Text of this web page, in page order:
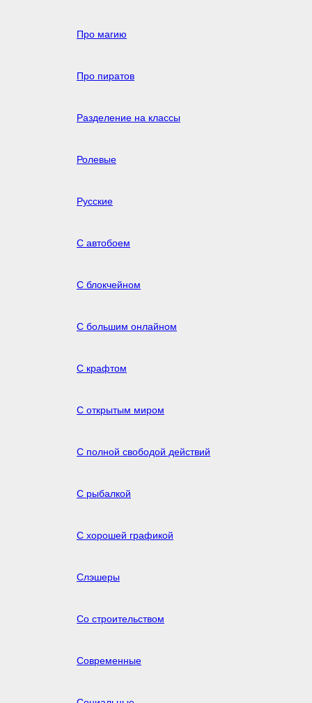
Про магию
Про пиратов
Разделение на классы
Ролевые
Русские
С автобоем
С блокчейном
С большим онлайном
С крафтом
С открытым миром
С полной свободой действий
С рыбалкой
С хорошей графикой
Слэшеры
Со строительством
Современные